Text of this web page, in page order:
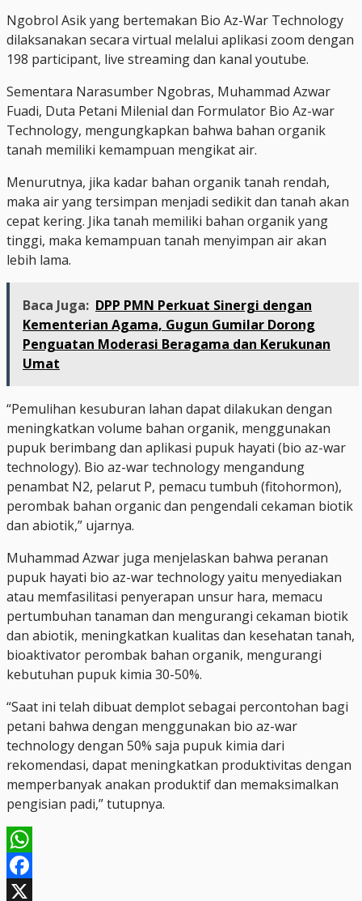
Ngobrol Asik yang bertemakan Bio Az-War Technology
dilaksanakan secara virtual melalui aplikasi zoom dengan
198 participant, live streaming dan kanal youtube.
Sementara Narasumber Ngobras, Muhammad Azwar
Fuadi, Duta Petani Milenial dan Formulator Bio Az-war
Technology, mengungkapkan bahwa bahan organik
tanah memiliki kemampuan mengikat air.
Menurutnya, jika kadar bahan organik tanah rendah,
maka air yang tersimpan menjadi sedikit dan tanah akan
cepat kering. Jika tanah memiliki bahan organik yang
tinggi, maka kemampuan tanah menyimpan air akan
lebih lama.
Baca Juga: DPP PMN Perkuat Sinergi dengan
Kementerian Agama, Gugun Gumilar Dorong
Penguatan Moderasi Beragama dan Kerukunan
Umat
“Pemulihan kesuburan lahan dapat dilakukan dengan
meningkatkan volume bahan organik, menggunakan
pupuk berimbang dan aplikasi pupuk hayati (bio az-war
technology). Bio az-war technology mengandung
penambat N2, pelarut P, pemacu tumbuh (fitohormon),
perombak bahan organic dan pengendali cekaman biotik
dan abiotik,” ujarnya.
Muhammad Azwar juga menjelaskan bahwa peranan
pupuk hayati bio az-war technology yaitu menyediakan
atau memfasilitasi penyerapan unsur hara, memacu
pertumbuhan tanaman dan mengurangi cekaman biotik
dan abiotik, meningkatkan kualitas dan kesehatan tanah,
bioaktivator perombak bahan organik, mengurangi
kebutuhan pupuk kimia 30-50%.
“Saat ini telah dibuat demplot sebagai percontohan bagi
petani bahwa dengan menggunakan bio az-war
technology dengan 50% saja pupuk kimia dari
rekomendasi, dapat meningkatkan produktivitas dengan
memperbanyak anakan produktif dan memaksimalkan
pengisian padi,” tutupnya.
WhatsApp
Facebook